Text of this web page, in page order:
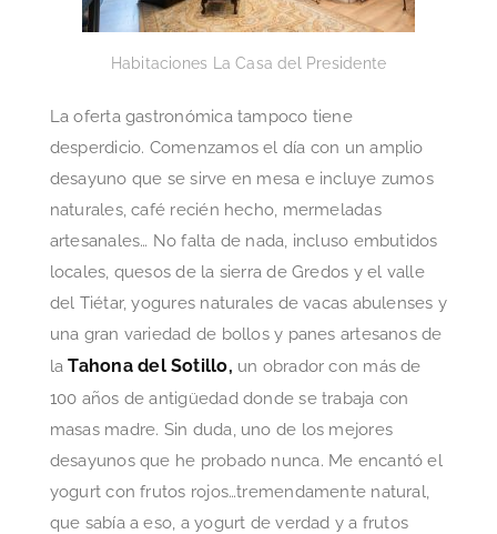
Habitaciones La Casa del Presidente
La oferta gastronómica tampoco tiene
desperdicio. Comenzamos el día con un amplio
desayuno que se sirve en mesa e incluye zumos
naturales, café recién hecho, mermeladas
artesanales… No falta de nada, incluso embutidos
locales, quesos de la sierra de Gredos y el valle
del Tiétar, yogures naturales de vacas abulenses y
una gran variedad de bollos y panes artesanos de
laTahona del Sotillo, un obrador con más de
100 años de antigüedad donde se trabaja con
masas madre. Sin duda, uno de los mejores
desayunos que he probado nunca. Me encantó el
yogurt con frutos rojos…tremendamente natural,
que sabía a eso, a yogurt de verdad y a frutos